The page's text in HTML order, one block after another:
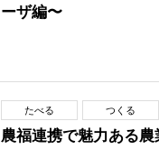
ーザ編〜
たべる つくる
農福連携で魅力ある